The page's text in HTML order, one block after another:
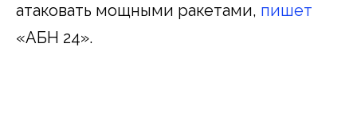
атаковать мощными ракетами, пишет
«АБН 24».